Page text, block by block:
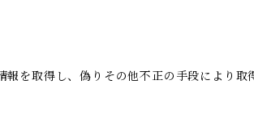
報を取得し、偽りその他不正の手段により取